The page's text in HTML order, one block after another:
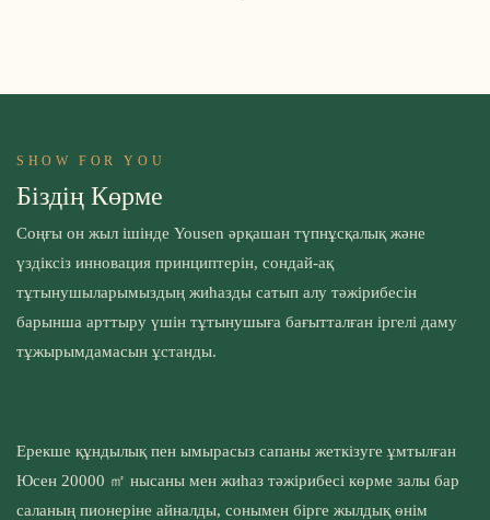
SHOW FOR YOU
Біздің Көрме
Соңғы он жыл ішінде Yousen әрқашан түпнұсқалық және
үздіксіз инновация принциптерін, сондай-ақ
тұтынушыларымыздың жиһазды сатып алу тәжірибесін
барынша арттыру үшін тұтынушыға бағытталған іргелі даму
тұжырымдамасын ұстанды.
Ерекше құндылық пен ымырасыз сапаны жеткізуге ұмтылған
Юсен 20000 ㎡ нысаны мен жиһаз тәжірибесі көрме залы бар
саланың пионеріне айналды, сонымен бірге жылдық өнім